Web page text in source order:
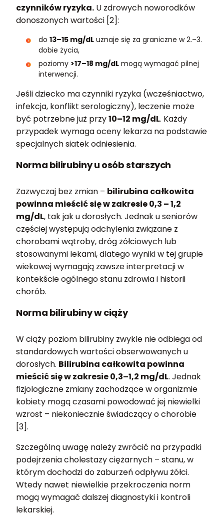
czynników ryzyka. U zdrowych noworodków
donoszonych wartości [2]:
do 13–15 mg/dL uznaje się za graniczne w 2.–3.
dobie życia,
poziomy >17–18 mg/dL mogą wymagać pilnej
interwencji.
Jeśli dziecko ma czynniki ryzyka (wcześniactwo,
infekcja, konflikt serologiczny), leczenie może
być potrzebne już przy10–12 mg/dL. Każdy
przypadek wymaga oceny lekarza na podstawie
specjalnych siatek odniesienia.
Norma bilirubiny u osób starszych
Zazwyczaj bez zmian – bilirubina całkowita
powinna mieścić się w zakresie 0,3 – 1,2
mg/dL, tak jak u dorosłych. Jednak u seniorów
częściej występują odchylenia związane z
chorobami wątroby, dróg żółciowych lub
stosowanymi lekami, dlatego wyniki w tej grupie
wiekowej wymagają zawsze interpretacji w
kontekście ogólnego stanu zdrowia i historii
chorób.
Norma bilirubiny w ciąży
W ciąży poziom bilirubiny zwykle nie odbiega od
standardowych wartości obserwowanych u
dorosłych. Bilirubina całkowita powinna
mieścić się w zakresie 0,3–1,2 mg/dL. Jednak
fizjologiczne zmiany zachodzące w organizmie
kobiety mogą czasami powodować jej niewielki
wzrost – niekoniecznie świadczący o chorobie
[3].
Szczególną uwagę należy zwrócić na przypadki
podejrzenia cholestazy ciężarnych – stanu, w
którym dochodzi do zaburzeń odpływu żółci.
Wtedy nawet niewielkie przekroczenia norm
mogą wymagać dalszej diagnostyki i kontroli
lekarskiej.